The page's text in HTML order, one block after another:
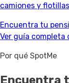
camiones y
Encuentra tu
Ver guía completa
Por qué SpotMe
Encuentra